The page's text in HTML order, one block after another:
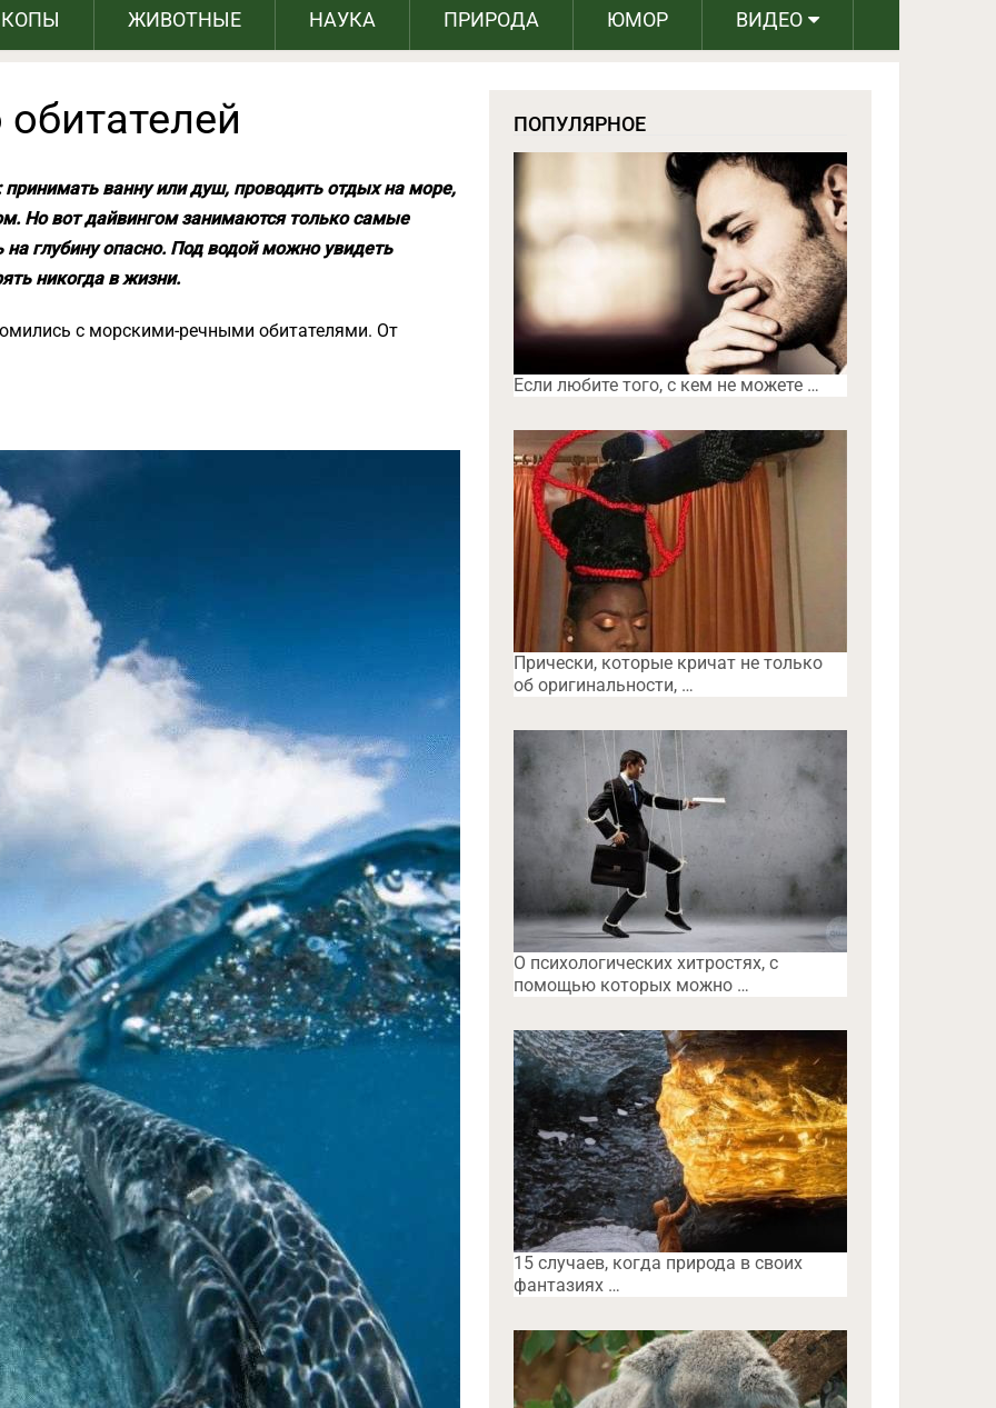
ЖИВОТНЫЕ НАУКА ПРИРОДА ЮМОР ВИДЕО
ванну или душ, проводить отдых на море,
Но вот дайвингом занимаются только самые
глубину опасно. Под водой можно увидеть
никогда в жизни.
с морскими-речными обитателями. От
ПОПУЛЯРНОЕ
Если любите того, с кем не можете …
Прически, которые кричат не только
об оригинальности, …
O психологических хитростях, с
помощью которых можно …
15 случаев, когда природа в своих
фантазиях …